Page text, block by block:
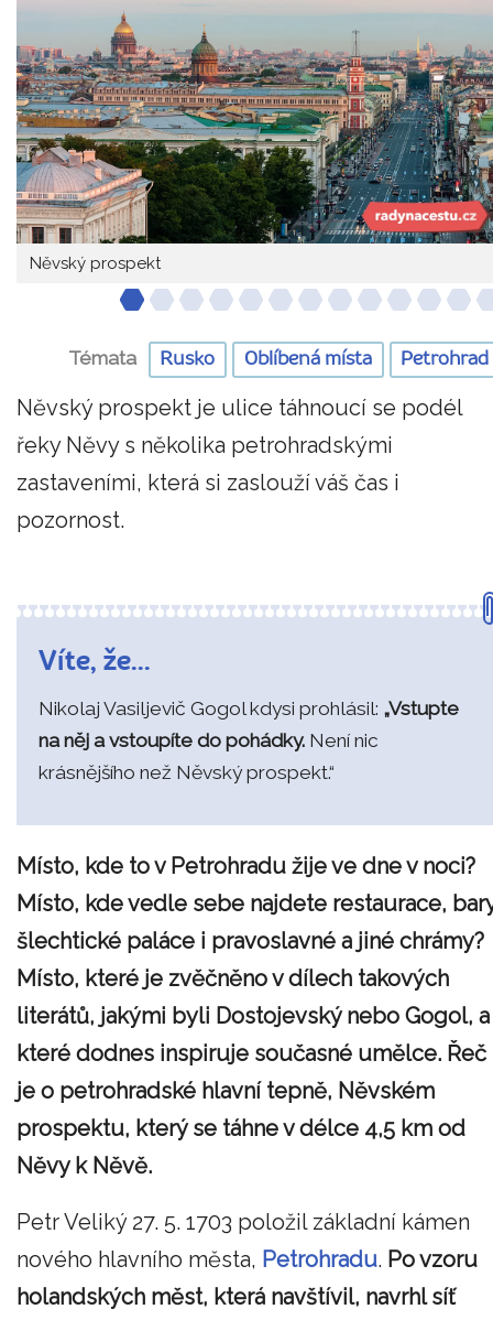
Něvský prospekt
Témata Rusko Oblíbená místa Petrohrad
Něvský prospekt je ulice táhnoucí se podél
řeky Něvy s několika petrohradskými
zastaveními, která si zaslouží váš čas i
pozornost.
Víte, že...
Nikolaj Vasiljevič Gogol kdysi prohlásil: „Vstupte
na něj a vstoupíte do pohádky. Není nic
krásnějšího než Něvský prospekt.“
Místo, kde to v Petrohradu žije ve dne v noci?
Místo, kde vedle sebe najdete restaurace,
šlechtické paláce i pravoslavné a jiné chrámy?
Místo, které je zvěčněno v dílech takových
literátů, jakými byli Dostojevský nebo Gogol, a
které dodnes inspiruje současné umělce. Řeč
je o petrohradské hlavní tepně, Něvském
prospektu, který se táhne v délce 4,5 km od
Něvy k Něvě.
Petr Veliký 27. 5. 1703 položil základní kámen
nového hlavního města, Petrohradu. Po vzoru
holandských měst, která navštívil, navrhl síť